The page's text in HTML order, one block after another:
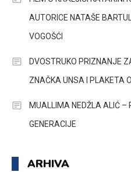
AUTORICE NATAŠE
VOGOŠĆI
DVOSTRUKO PRIZNANJE
ZNAČKA UNSA I PLAKETA
MUALLIMA NEDŽLA ALIĆ –
GENERACIJE
ARHIVA